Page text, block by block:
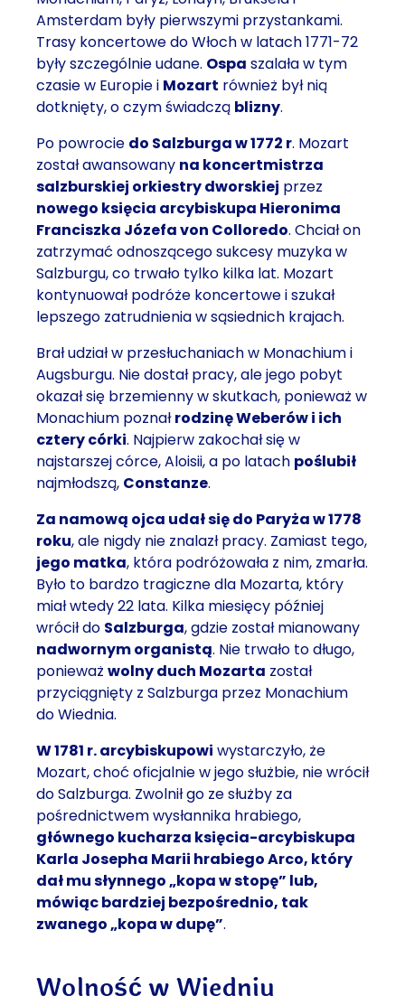
Amsterdam były pierwszymi przystankami.
Trasy koncertowe do Włoch w latach 1771-72
były szczególnie udane. Ospa szalała w tym
czasie w Europie i Mozart również był nią
dotknięty, o czym świadczą blizny.
Po powrocie do Salzburga w 1772 r. Mozart
został awansowany na koncertmistrza
salzburskiej orkiestry dworskiej przez
nowego księcia arcybiskupa Hieronima
Franciszka Józefa von Colloredo. Chciał on
zatrzymać odnoszącego sukcesy muzyka w
Salzburgu, co trwało tylko kilka lat. Mozart
kontynuował podróże koncertowe i szukał
lepszego zatrudnienia w sąsiednich krajach.
Brał udział w przesłuchaniach w Monachium i
Augsburgu. Nie dostał pracy, ale jego pobyt
okazał się brzemienny w skutkach, ponieważ w
Monachium poznałrodzinę Weberów i ich
cztery córki. Najpierw zakochał się w
najstarszej córce, Aloisii, a po latach poślubił
najmłodszą, Constanze.
Za namową ojca udał się do Paryża w 1778
roku, ale nigdy nie znalazł pracy. Zamiast tego,
jego matka, która podróżowała z nim, zmarła.
Było to bardzo tragiczne dla Mozarta, który
miał wtedy 22 lata. Kilka miesięcy później
wrócił do Salzburga, gdzie został mianowany
nadwornym organistą. Nie trwało to długo,
ponieważ wolny duch Mozarta został
przyciągnięty z Salzburga przez Monachium
do Wiednia.
W 1781 r. arcybiskupowi wystarczyło, że
Mozart, choć oficjalnie w jego służbie, nie wrócił
do Salzburga. Zwolnił go ze służby za
pośrednictwem wysłannika hrabiego,
głównego kucharza księcia-arcybiskupa
Karla Josepha Marii hrabiego Arco, który
dał mu słynnego „kopa w stopę” lub,
mówiąc bardziej bezpośrednio, tak
zwanego „kopa w dupę”.
Wolność w Wiedniu